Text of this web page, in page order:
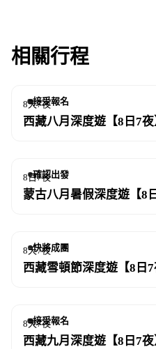
相關行程
接受報名
8天7夜
西藏八月深度遊【8日7夜
確認出發
8日7夜
蒙古八月暑假深度遊【8
快將成團
8天7夜
西藏雪頓節深度遊【8日
接受報名
8天7夜
西藏九月深度遊【8日7夜